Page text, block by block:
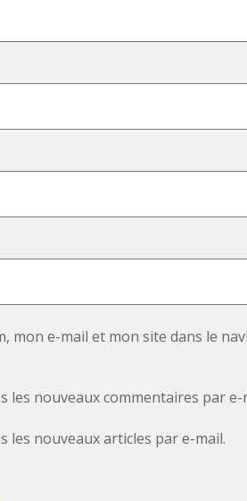
mon e-mail et mon site dans le
les nouveaux commentaires par e-
les nouveaux articles par e-mail.